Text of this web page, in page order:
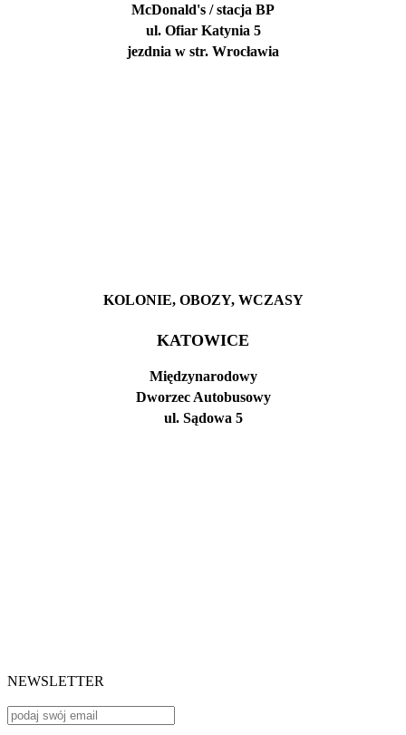
McDonald's / stacja BP
ul. Ofiar Katynia 5
jezdnia w str. Wrocławia
KOLONIE, OBOZY, WCZASY
KATOWICE
Międzynarodowy
Dworzec Autobusowy
ul. Sądowa 5
NEWSLETTER